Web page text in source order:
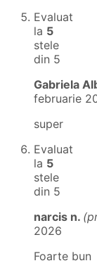
Evaluat
la 5
stele
din 5
Gabriela
februarie
super
Evaluat
la 5
stele
din 5
narcis n.
2026
Foarte bun